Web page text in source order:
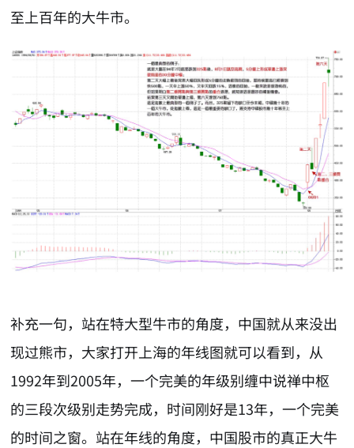
至上百年的大牛市。
补充一句，站在特大型牛市的角度，中国就从来没出
现过熊市，大家打开上海的年线图就可以看到，从
1992年到2005年，一个完美的年级别缠中说禅中枢
的三段次级别走势完成，时间刚好是13年，一个完美
的时间之窗。站在年线的角度，中国股市的真正大牛